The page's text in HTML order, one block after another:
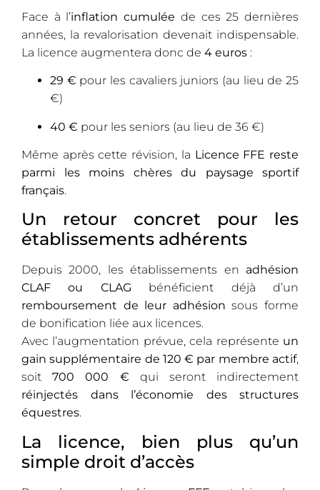
Face à l’inflation cumulée de ces 25 dernières
années, la revalorisation devenait indispensable.
La licence augmentera donc de 4 euros :
29 € pour les cavaliers juniors (au lieu de 25
€)
40 € pour les seniors (au lieu de 36 €)
Même après cette révision, la Licence FFE reste
parmi les moins chères du paysage sportif
français.
Un retour concret pour les
établissements adhérents
Depuis 2000, les établissements en adhésion
CLAF ou CLAG bénéficient déjà d’un
remboursement de leur adhésion sous forme
de bonification liée aux licences.
Avec l’augmentation prévue, cela représente un
gain supplémentaire de 120 € par membre actif,
soit700 000 € qui seront indirectement
réinjectés dans l’économie des structures
équestres.
La licence, bien plus qu’un
simple droit d’accès